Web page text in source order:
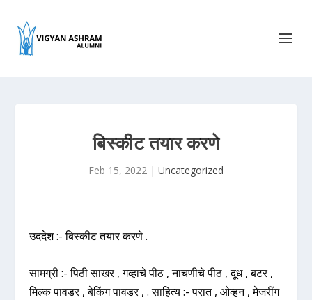
बिस्कीट तयार करणे
Feb 15, 2022 | Uncategorized
उददेश :- बिस्कीट तयार करणे .
सामग्री :- पिठी साखर , गव्हाचे पीठ , नाचणीचे पीठ , दूध , बटर ,
मिल्क पावडर , बेकिंग पावडर , . साहित्य :- परात , ओव्हन , मेजरींग